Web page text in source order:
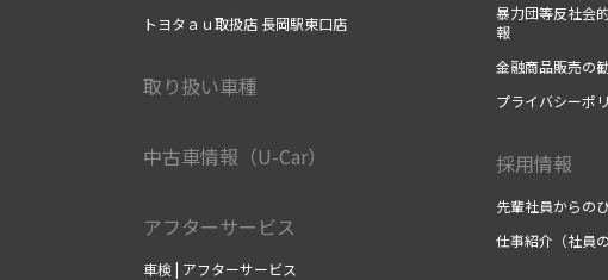
トヨタａｕ取扱店 長岡駅東口店
取り扱い車種
中古車情報（U-Car）
アフターサービス
車検 | アフターサービス
暴力団等反社会
報
金融商品販売の
プライバシーポ
採用情報
先輩社員からの
仕事紹介（社員